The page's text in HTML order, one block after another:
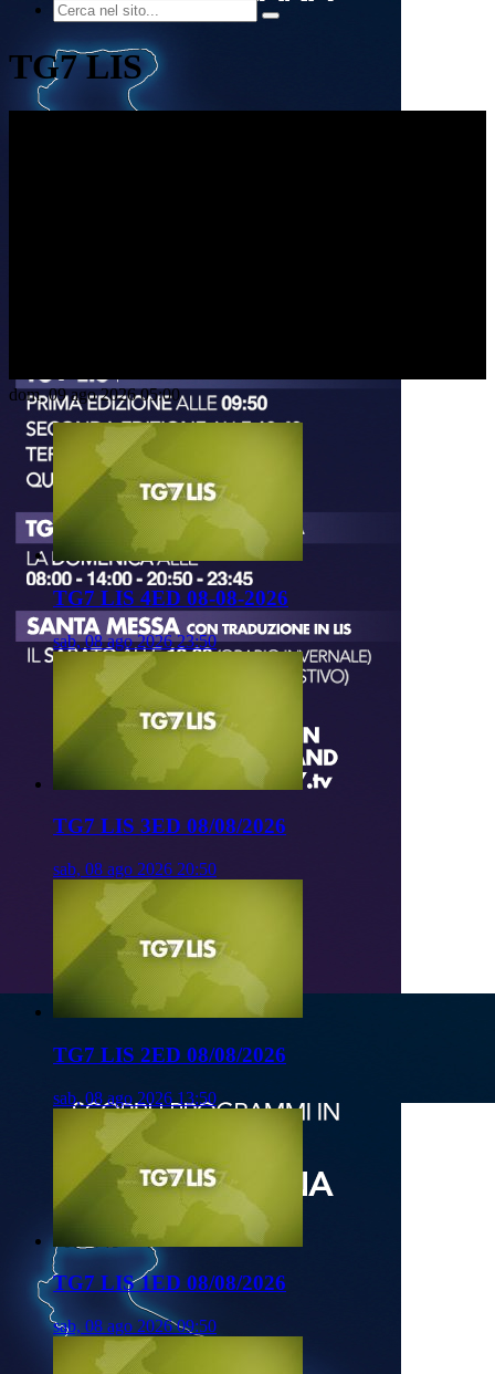
TG7 LIS
dom, 09 ago 2026 05:00
TG7 LIS 4ED 08-08-2026
sab, 08 ago 2026 23:50
TG7 LIS 3ED 08/08/2026
sab, 08 ago 2026 20:50
TG7 LIS 2ED 08/08/2026
sab, 08 ago 2026 13:50
TG7 LIS 1ED 08/08/2026
sab, 08 ago 2026 09:50